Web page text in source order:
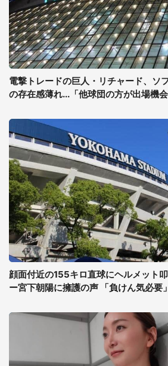
電撃トレードの巨人・リチャード、ソ
の存在感薄れ...「他球団の方が出場機
顔面付近の155キロ直球にヘルメット
ー宮下朝陽に擁護の声 「負けん気必要